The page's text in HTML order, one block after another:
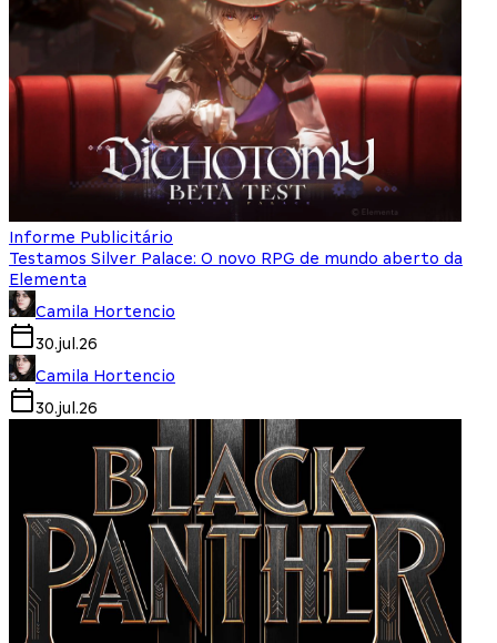
Informe Publicitário
Testamos Silver Palace: O novo RPG de mundo aberto da
Elementa
Camila Hortencio
30.jul.26
Camila Hortencio
30.jul.26